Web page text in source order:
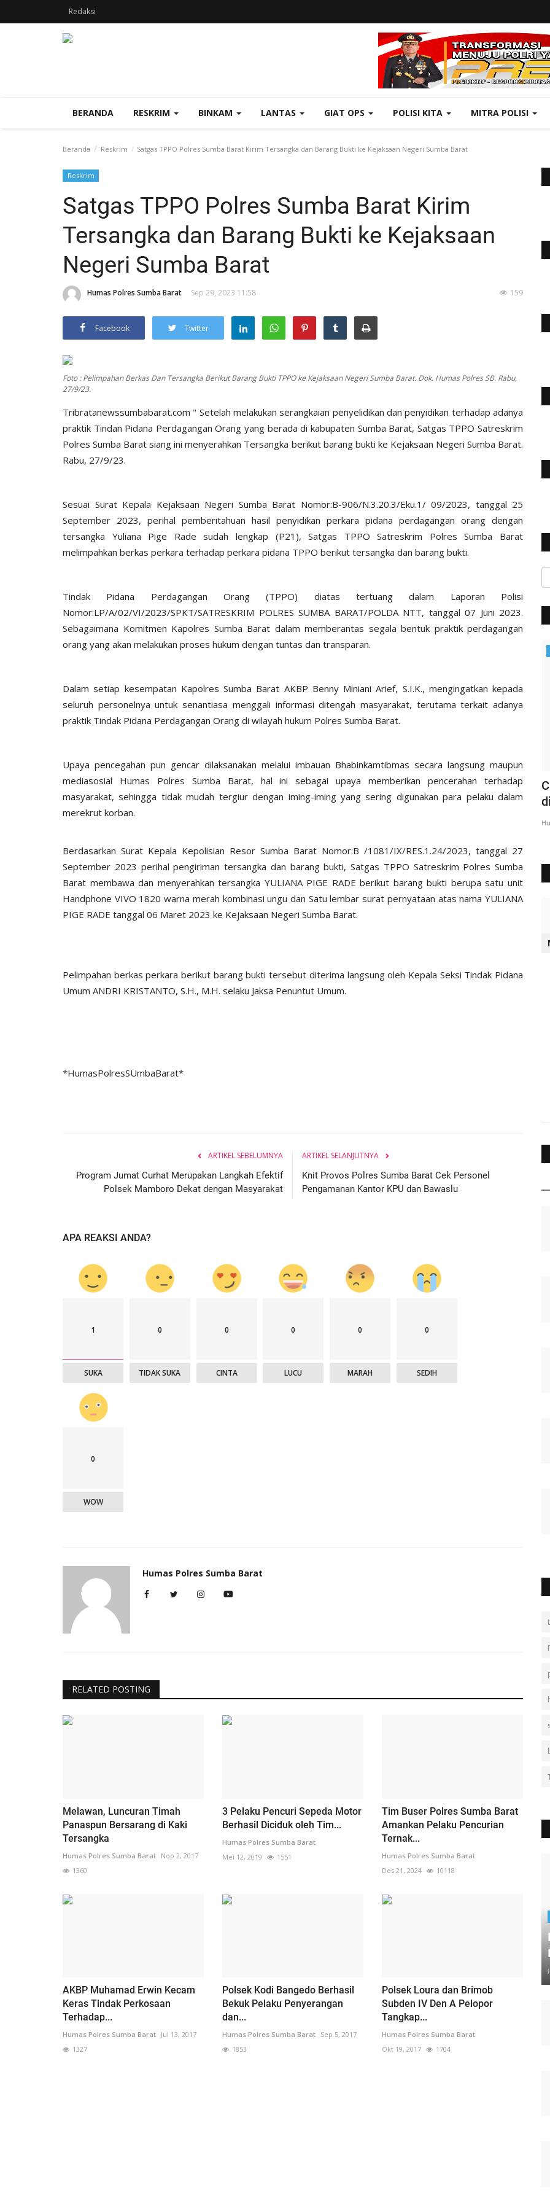
Redaksi
BERANDA RESKRIM BINKAM LANTAS GIAT OPS POLISI KITA MITRA POLISI
Beranda Reskrim Satgas TPPO Polres Sumba Barat Kirim Tersangka dan Barang Bukti ke Kejaksaan Negeri Sumba Barat
Reskrim
Satgas TPPO Polres Sumba Barat Kirim
Tersangka dan Barang Bukti ke Kejaksaan
Negeri Sumba Barat
Humas Polres Sumba Barat Sep 29, 2023 11:58 159
Facebook Twitter
Foto : Pelimpahan Berkas Dan Tersangka Berikut Barang Bukti TPPO ke Kejaksaan Negeri Sumba Barat. Dok. Humas Polres SB. Rabu,
27/9/23.
Tribratanewssumbabarat.com " Setelah melakukan serangkaian penyelidikan dan penyidikan terhadap adanya
praktik Tindan Pidana Perdagangan Orang yang berada di kabupaten Sumba Barat, Satgas TPPO Satreskrim
Polres Sumba Barat siang ini menyerahkan Tersangka berikut barang bukti ke Kejaksaan Negeri Sumba Barat.
Rabu, 27/9/23.
Sesuai Surat Kepala Kejaksaan Negeri Sumba Barat Nomor:B-906/N.3.20.3/Eku.1/ 09/2023, tanggal 25
September 2023, perihal pemberitahuan hasil penyidikan perkara pidana perdagangan orang dengan
tersangka Yuliana Pige Rade sudah lengkap (P21), Satgas TPPO Satreskrim Polres Sumba Barat
melimpahkan berkas perkara terhadap perkara pidana TPPO berikut tersangka dan barang bukti.
Tindak Pidana Perdagangan Orang (TPPO) diatas tertuang dalam Laporan Polisi
Nomor:LP/A/02/VI/2023/SPKT/SATRESKRIM POLRES SUMBA BARAT/POLDA NTT, tanggal 07 Juni 2023.
Sebagaimana Komitmen Kapolres Sumba Barat dalam memberantas segala bentuk praktik perdagangan
orang yang akan melakukan proses hukum dengan tuntas dan transparan.
Dalam setiap kesempatan Kapolres Sumba Barat AKBP Benny Miniani Arief, S.I.K., mengingatkan kepada
seluruh personelnya untuk senantiasa menggali informasi ditengah masyarakat, terutama terkait adanya
praktik Tindak Pidana Perdagangan Orang di wilayah hukum Polres Sumba Barat.
Upaya pencegahan pun gencar dilaksanakan melalui imbauan Bhabinkamtibmas secara langsung maupun
mediasosial Humas Polres Sumba Barat, hal ini sebagai upaya memberikan pencerahan terhadap
masyarakat, sehingga tidak mudah tergiur dengan iming-iming yang sering digunakan para pelaku dalam
merekrut korban.
Berdasarkan Surat Kepala Kepolisian Resor Sumba Barat Nomor:B /1081/IX/RES.1.24/2023, tanggal 27
September 2023 perihal pengiriman tersangka dan barang bukti, Satgas TPPO Satreskrim Polres Sumba
Barat membawa dan menyerahkan tersangka YULIANA PIGE RADE berikut barang bukti berupa satu unit
Handphone VIVO 1820 warna merah kombinasi ungu dan Satu lembar surat pernyataan atas nama YULIANA
PIGE RADE tanggal 06 Maret 2023 ke Kejaksaan Negeri Sumba Barat.
Pelimpahan berkas perkara berikut barang bukti tersebut diterima langsung oleh Kepala Seksi Tindak Pidana
Umum ANDRI KRISTANTO, S.H., M.H. selaku Jaksa Penuntut Umum.
*HumasPolresSUmbaBarat*
ARTIKEL SEBELUMNYA
Program Jumat Curhat Merupakan Langkah Efektif
Polsek Mamboro Dekat dengan Masyarakat
ARTIKEL SELANJUTNYA
Knit Provos Polres Sumba Barat Cek Personel
Pengamanan Kantor KPU dan Bawaslu
APA REAKSI ANDA?
1
SUKA
0
TIDAK SUKA
0
CINTA
0
LUCU
0
MARAH
0
SEDIH
0
WOW
Humas Polres Sumba Barat
RELATED POSTING
Melawan, Luncuran Timah
Panaspun Bersarang di Kaki
Tersangka
Humas Polres Sumba Barat Nop 2, 2017
1360
3 Pelaku Pencuri Sepeda Motor
Berhasil Diciduk oleh Tim...
Humas Polres Sumba Barat
Mei 12, 2019
1551
Tim Buser Polres Sumba Barat
Amankan Pelaku Pencurian
Ternak...
Humas Polres Sumba Barat
Des 21, 2024
10118
AKBP Muhamad Erwin Kecam
Keras Tindak Perkosaan
Terhadap...
Humas Polres Sumba Barat Jul 13, 2017
1327
Polsek Kodi Bangedo Berhasil
Bekuk Pelaku Penyerangan
dan...
Humas Polres Sumba Barat
Sep 5, 2017
1853
Polsek Loura dan Brimob
Subden IV Den A Pelopor
Tangkap...
Humas Polres Sumba Barat
Okt 19, 2017
1704
Arus Mudik
BERANDA
TOYOTA FORTUNER PEMBAWA MAUT
Headlines
Rangkaian Kunker | Kapolda NTT
Kunjungi Sekaligus Gelar...